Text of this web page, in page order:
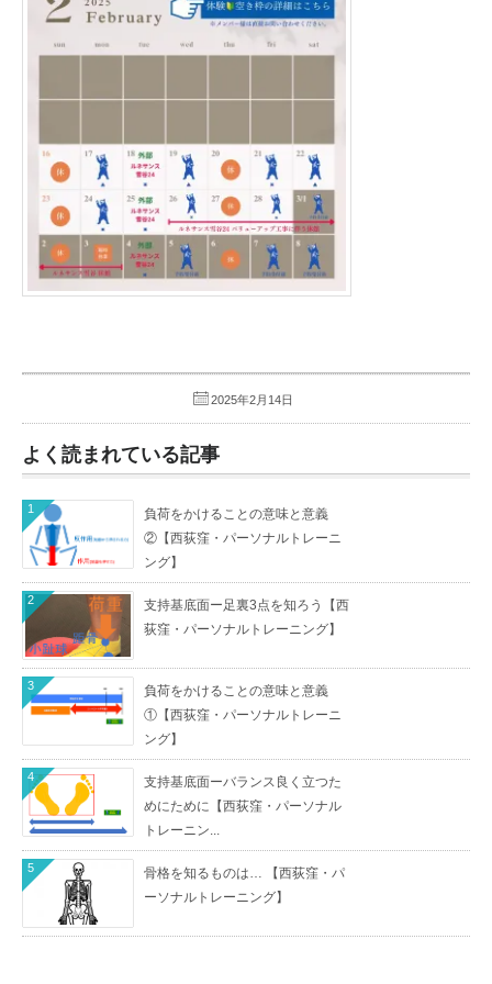
2025年2月14日
よく読まれている記事
負荷をかけることの意味と意義
②【西荻窪・パーソナルトレーニ
ング】
1
支持基底面ー足裏3点を知ろう【西
荻窪・パーソナルトレーニング】
2
負荷をかけることの意味と意義
①【西荻窪・パーソナルトレーニ
ング】
3
支持基底面ーバランス良く立つた
めにために【西荻窪・パーソナル
トレーニン...
4
骨格を知るものは… 【西荻窪・パ
ーソナルトレーニング】
5